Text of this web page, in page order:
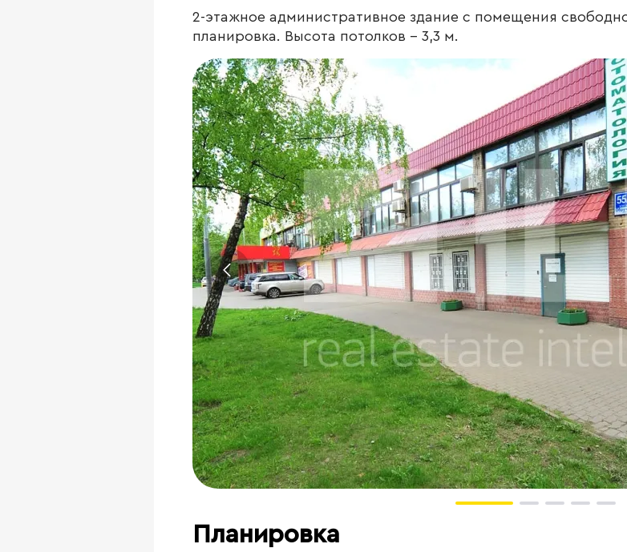
2-этажное административное здание с помещения
планировка. Высота потолков - 3,3 м.
Планировка